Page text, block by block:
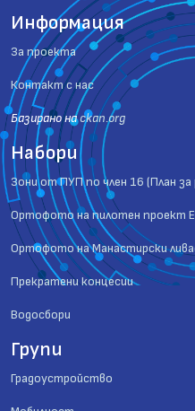
Информация
За проекта
Контакт с нас
Базиранo наckan.org
Набори
Зони от ПУП по член 16 (План за
Ортофото на пилотен проект
Ортофото на Манастирски
Прекратени концесии
Водосбори
Групи
Градоустройство